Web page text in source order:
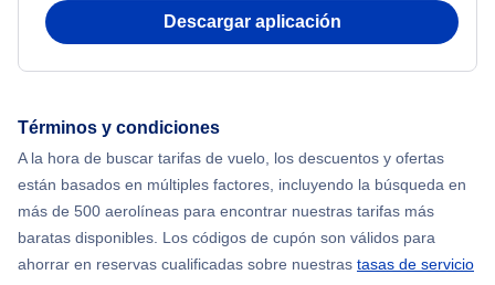
Descargar aplicación
Términos y condiciones
A la hora de buscar tarifas de vuelo, los descuentos y ofertas
están basados en múltiples factores, incluyendo la búsqueda en
más de 500 aerolíneas para encontrar nuestras tarifas más
baratas disponibles. Los códigos de cupón son válidos para
ahorrar en reservas cualificadas sobre nuestras tasas de servicio